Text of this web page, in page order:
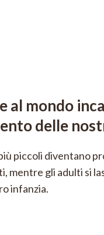
al mondo
delle
piccoli diventano
mentre gli adulti si
infanzia.